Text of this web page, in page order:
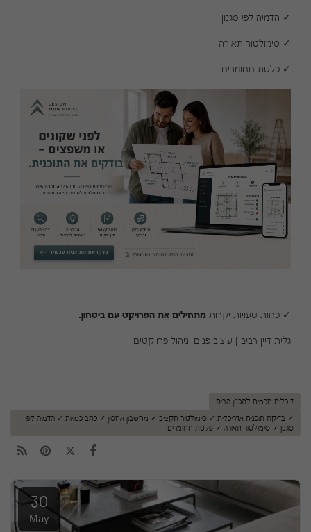
✓ הדמיה לפי סגנון
✓ סימולטור תאורה
✓ פלטת חחומרים
✓ פחות טעויות יקרות מתחילים את הפרויקט עם ביטחון.
גלית דיין רביב | עיצוב פנים וניהול פרויקטים
7 כלים חכמים לתכנון הבית
✓ בדיקת תוכנית אדריכלית ✓ סימולטור תקציב ✓ מחשבון אחסון ✓ כתב כמויות ✓ הדמיה לפי
סגנון ✓ סימולטור תאורה ✓ פלטת חחומרים
30
May